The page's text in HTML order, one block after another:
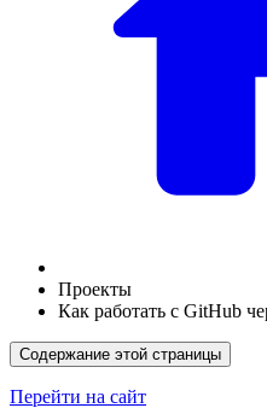
Проекты
Как работать с GitHub
Содержание этой страницы
Перейти на сайт